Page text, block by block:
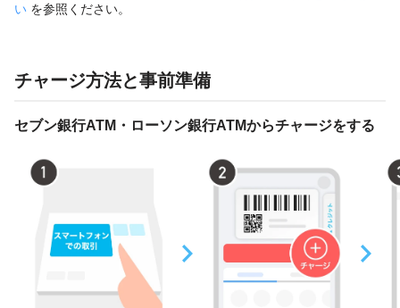
い を参照ください。
チャージ方法と事前準備
セブン銀行ATM・ローソン銀行ATMからチャージをする